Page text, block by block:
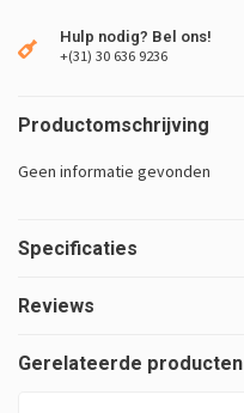
Hulp nodig? Bel ons!
+(31) 30 636 9236
Productomschrijving
Geen informatie gevonden
Specificaties
Reviews
Gerelateerde producten